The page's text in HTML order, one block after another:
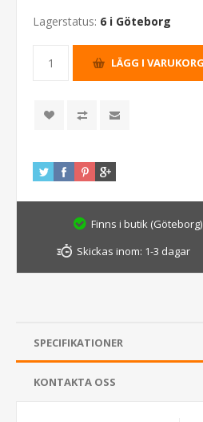
Lagerstatus: 6 i Göteborg
Finns i butik (Göteborg)
Skickas inom: 1-3 dagar
SPECIFIKATIONER
KONTAKTA OSS